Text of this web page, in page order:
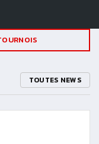
TOUTES NEWS